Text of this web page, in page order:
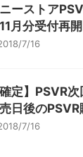
ーストア
月分受付再開
7/16
確定】PSVR
日後の
7/16